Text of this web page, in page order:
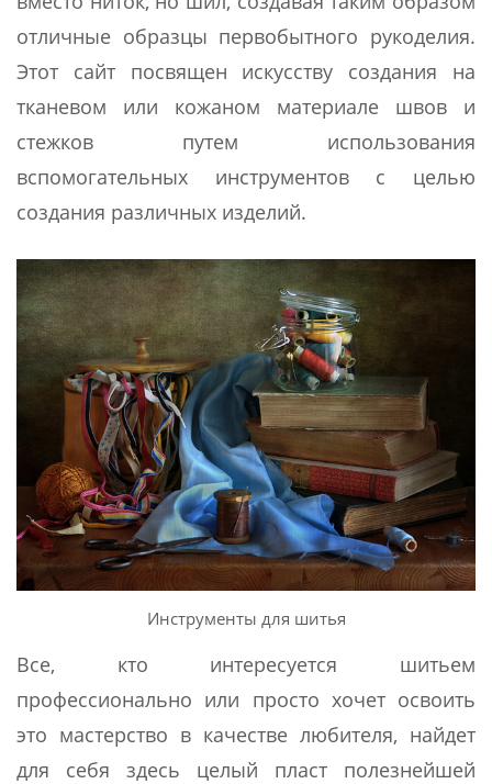
отличные образцы первобытного рукоделия.
Этот сайт посвящен искусству создания на
тканевом или кожаном материале швов и
стежков путем использования
вспомогательных инструментов с целью
создания различных изделий.
Инструменты для шитья
Все, кто интересуется шитьем
профессионально или просто хочет освоить
это мастерство в качестве любителя, найдет
для себя здесь целый пласт полезнейшей